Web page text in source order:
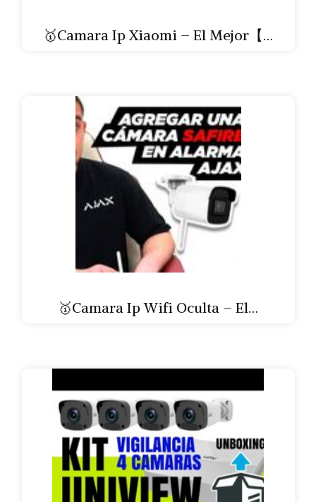
🥇Camara Ip Xiaomi – El Mejor【…
🥇Camara Ip Wifi Oculta – El…